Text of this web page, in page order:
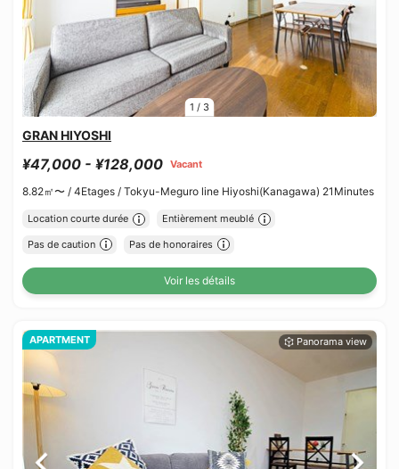
1 / 3
GRAN HIYOSHI
¥47,000 - ¥128,000 Vacant
8.82㎡〜 / 4Etages / Tokyu-Meguro line Hiyoshi(Kanagawa) 21Minutes
Location courte durée Entièrement meublé
Pas de caution Pas de honoraires
Voir les détails
APARTMENT